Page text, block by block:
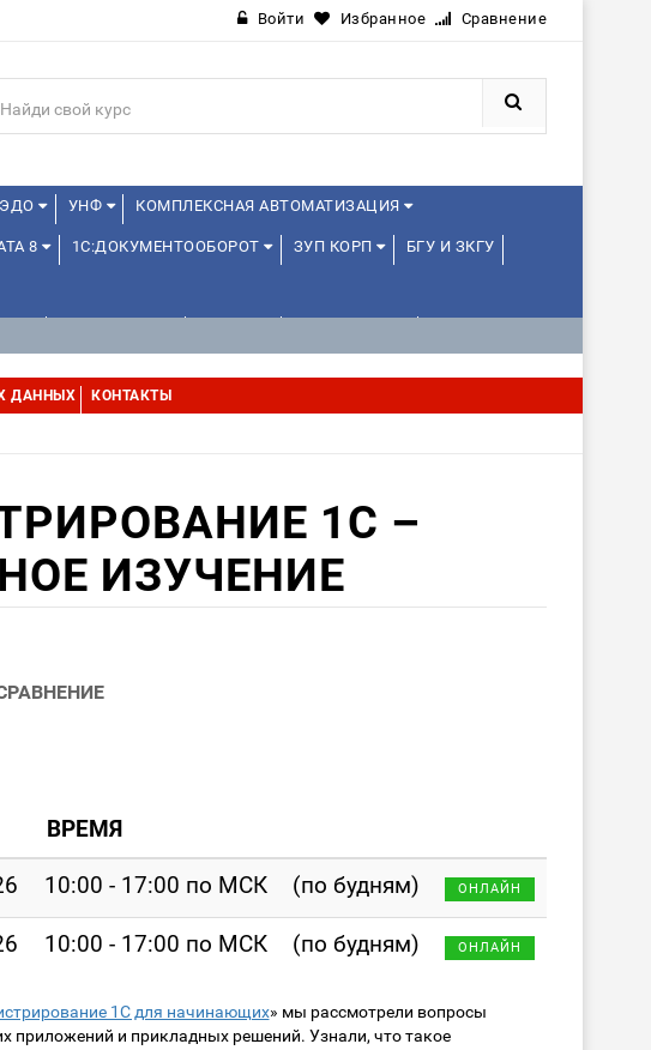
Войти Избранное Сравнение
ЭДО УНФ КОМПЛЕКСНАЯ АВТОМАТИЗАЦИЯ
8 1С:ДОКУМЕНТООБОРОТ ЗУП КОРП БГУ И ЗКГУ
ДАННЫХ КОНТАКТЫ
1С –
ИЗУЧЕНИЕ
ВРЕМЯ
10:00 - 17:00 по МСК (по будням) ОНЛАЙН
10:00 - 17:00 по МСК (по будням) ОНЛАЙН
1С для начинающих» мы рассмотрели вопросы
приложений и прикладных решений. Узнали, что такое